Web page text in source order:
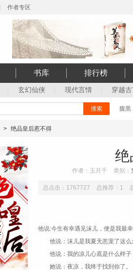
作者专区
书库 排行榜
玄幻仙侠 现代言情 穿越
搜索 腹黑
> 绝品皇后惹不得
绝
作者：玉月千 类别：
总点击：1767727 总推荐：1
他说:今生有幸遇见沫儿，便是我最
他说：沫儿是我夏无恙宠了这么
他说：我的凉儿心底是什么样子
她说：夜凉，我终于找到你了。